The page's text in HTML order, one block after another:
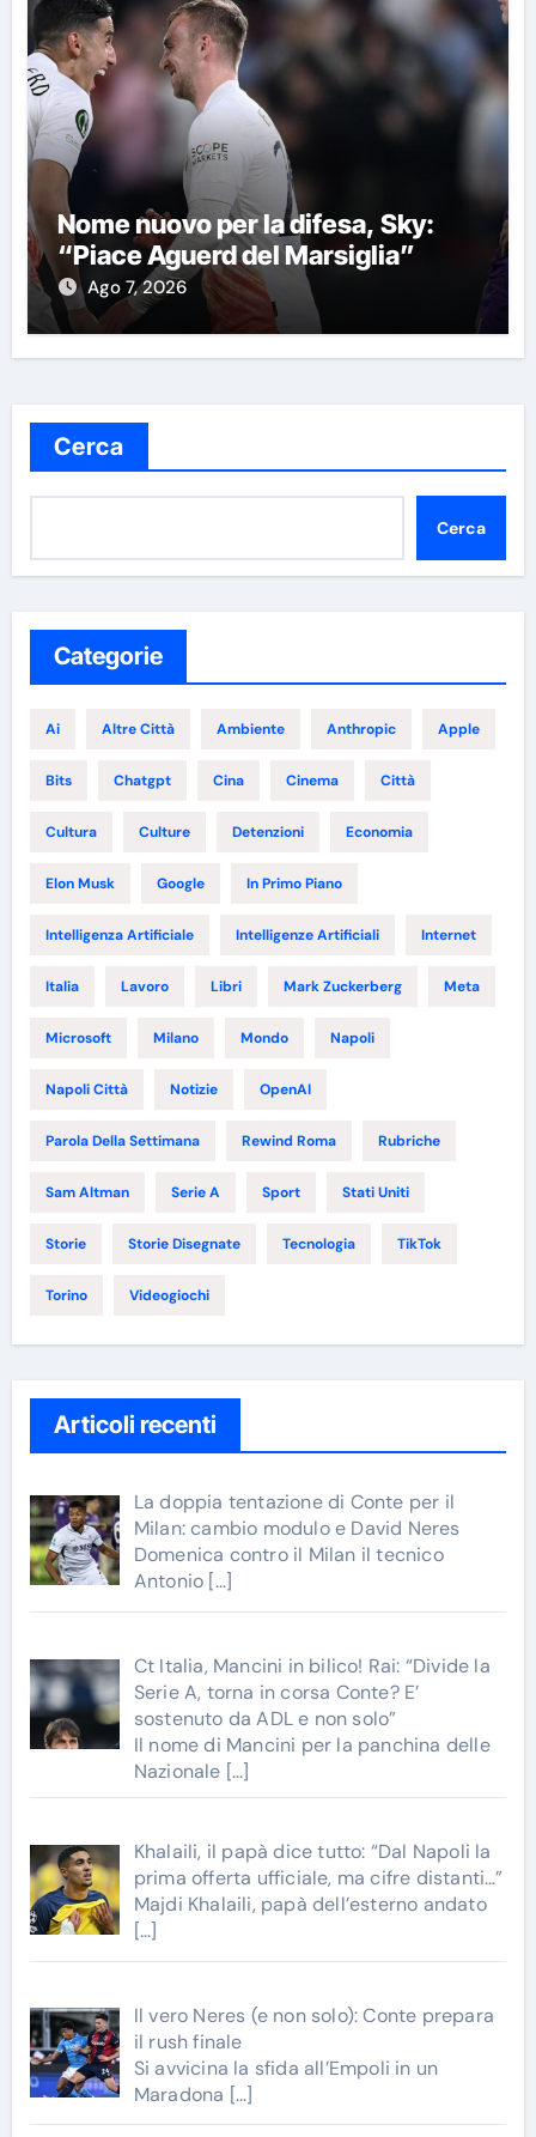
Nome nuovo per la difesa, Sky:
“Piace Aguerd del Marsiglia”
Ago 7, 2026
Cerca
Cerca
Categorie
Ai Altre Città Ambiente Anthropic Apple
Bits Chatgpt Cina Cinema Città
Cultura Culture Detenzioni Economia
Elon Musk Google In Primo Piano
Intelligenza Artificiale Intelligenze Artificiali Internet
Italia Lavoro Libri Mark Zuckerberg Meta
Microsoft Milano Mondo Napoli
Napoli Città Notizie OpenAI
Parola Della Settimana Rewind Roma Rubriche
Sam Altman Serie A Sport Stati Uniti
Storie Storie Disegnate Tecnologia TikTok
Torino Videogiochi
Articoli recenti
La doppia tentazione di Conte per il
Milan: cambio modulo e David Neres
Domenica contro il Milan il tecnico
Antonio […]
Ct Italia, Mancini in bilico! Rai: “Divide la
Serie A, torna in corsa Conte? E’
sostenuto da ADL e non solo”
Il nome di Mancini per la panchina delle
Nazionale […]
Khalaili, il papà dice tutto: “Dal Napoli la
prima offerta ufficiale, ma cifre distanti…”
Majdi Khalaili, papà dell’esterno andato
[…]
Il vero Neres (e non solo): Conte prepara
il rush finale
Si avvicina la sfida all’Empoli in un
Maradona […]